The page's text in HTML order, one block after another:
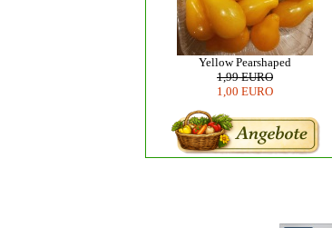
Yellow Pearshaped
1,99 EURO
1,00 EURO